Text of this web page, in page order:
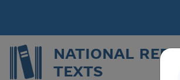
NATIONAL
TEXTS